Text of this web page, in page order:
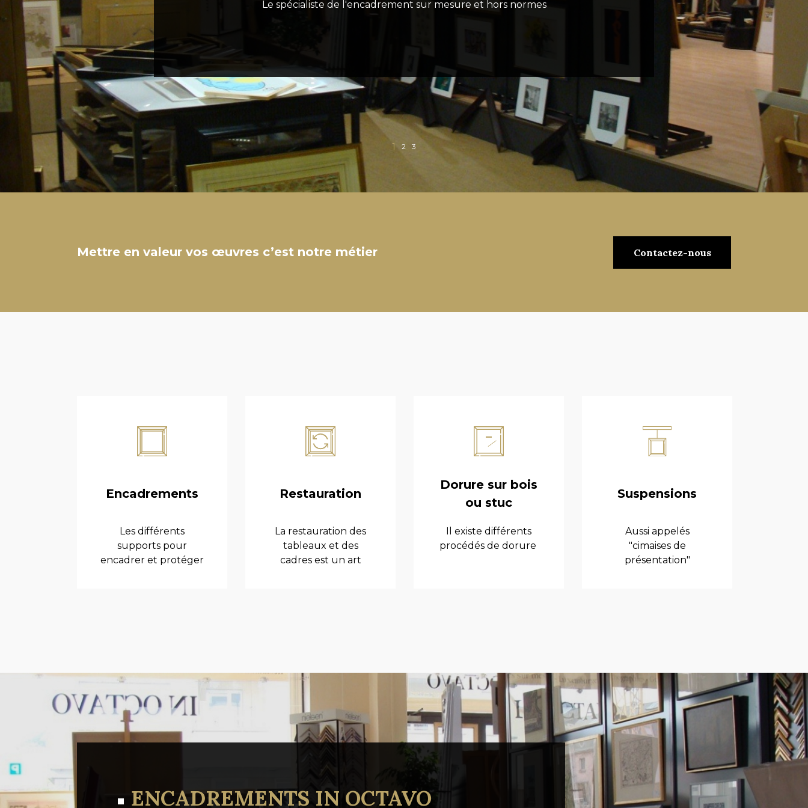
1 2 3
Le spécialiste de l'encadrement sur mesure et hors normes
Mettre en valeur vos œuvres c’est notre métier Contactez-nous
Encadrements
Les différents
supports pour
encadrer et protéger
Restauration
La restauration des
tableaux et des
cadres est un art
Dorure sur bois
ou stuc
Il existe différents
procédés de dorure
Suspensions
Aussi appelés
"cimaises de
présentation"
ENCADREMENTS IN OCTAVO